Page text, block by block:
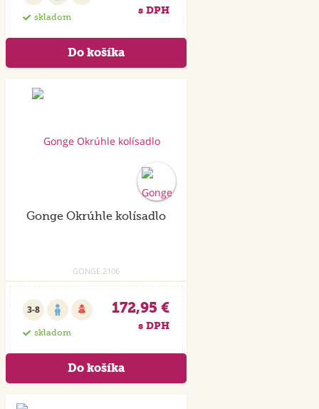
skladom
s DPH
Gonge Okrúhle kolísadlo
GONGE.2106
3-8
skladom
172,95 €
s DPH